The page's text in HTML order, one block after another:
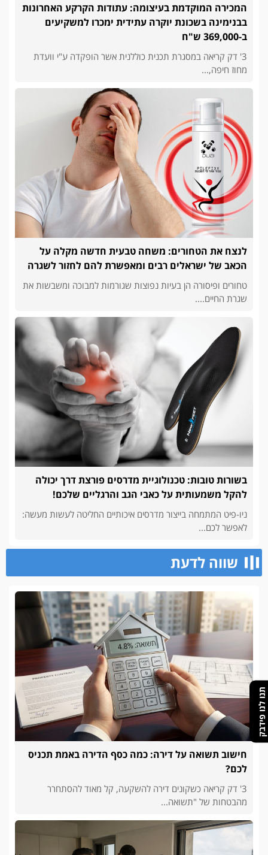
תנו לנו פידבק
המכירה המוקדמת בעיצומה: עתודות הקרקע האחרונות
בבנימינה בשכונת יוקרה עתידית ימכרו למשקיעים
ב-369,000 ש"ח
3' דק קריאה במסגרת תכנית כוללנית אשר הופקדה ע"י וועדת
מחוז חיפה,...
לנצח את הטחורים: משחה טבעית חדשה מקלה על
הכאב של ישראלים רבים ומאפשרת להם לחזור לשגרה
טחורים ופיסורה הן בעיות נפוצות שגורמות למבוכה ומשבשות את
שגרת החיים....
בשורות טובות: טכנולוגיית מדרסים פורצת דרך יכולה
להקל משמעותית על כאבי הגב והרגליים שלכם!
ניו-פיט המתמחה בייצור מדרסים איכותיים החליטה לעשות מעשה:
לאפשר לכם...
שווה לדעת
חישוב תשואה על דירה: כמה כסף הדירה באמת תכניס
לכם?
3' דק קריאה כשקונים דירה להשקעה, קל מאוד להסתחרר
מהבטחות של "תשואה...